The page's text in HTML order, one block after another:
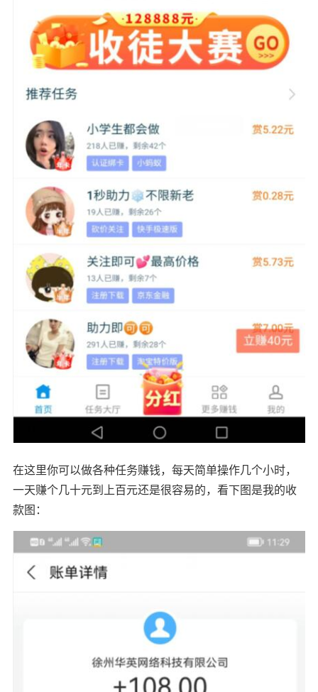
在这里你可以做各种任务赚钱，每天简单操作几个小时，
一天赚个几十元到上百元还是很容易的，看下图是我的收
款图：